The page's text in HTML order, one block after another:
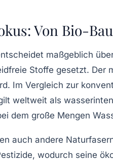
Von Bio-
maßgeblich
Stoffe gesetzt. Der
Im Vergleich zur
weltweit als
dem große Mengen
auch andere
wodurch seine